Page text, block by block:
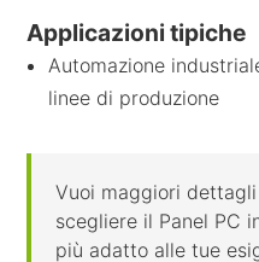
Applicazioni tipiche
Automazione
linee di produzione
Vuoi maggiori
scegliere il Panel PC
più adatto alle tue